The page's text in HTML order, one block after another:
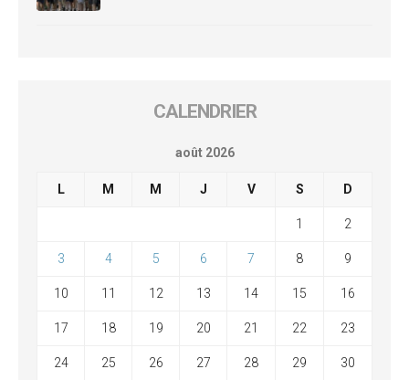
CALENDRIER
août 2026
L M M J V S D
1 2
3 4 5 6 7 8 9
10 11 12 13 14 15 16
17 18 19 20 21 22 23
24 25 26 27 28 29 30